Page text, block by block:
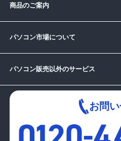
商品のご案内
パソコン市場について
パソコン販売以外のサービス
お問